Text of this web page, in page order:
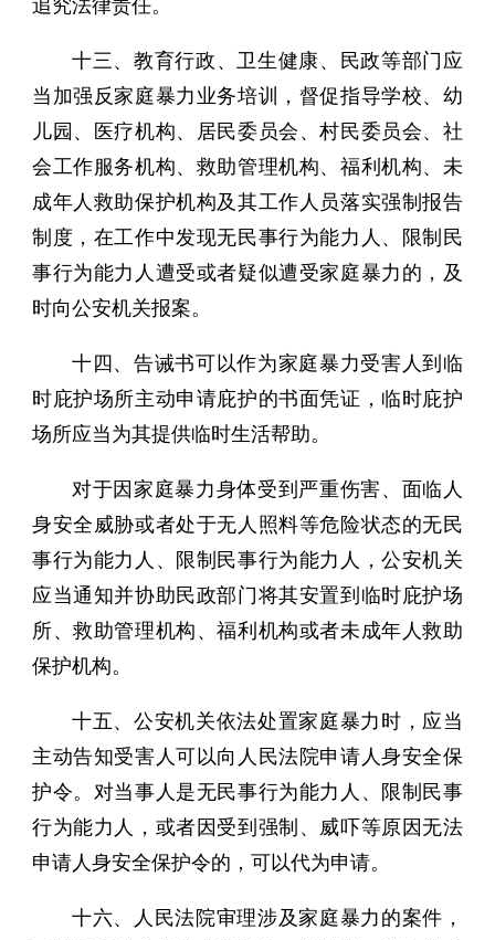
追究法律责任。
十三、教育行政、卫生健康、民政等部门应
当加强反家庭暴力业务培训，督促指导学校、幼
儿园、医疗机构、居民委员会、村民委员会、社
会工作服务机构、救助管理机构、福利机构、未
成年人救助保护机构及其工作人员落实强制报告
制度，在工作中发现无民事行为能力人、限制民
事行为能力人遭受或者疑似遭受家庭暴力的，及
时向公安机关报案。
十四、告诫书可以作为家庭暴力受害人到临
时庇护场所主动申请庇护的书面凭证，临时庇护
场所应当为其提供临时生活帮助。
对于因家庭暴力身体受到严重伤害、面临人
身安全威胁或者处于无人照料等危险状态的无民
事行为能力人、限制民事行为能力人，公安机关
应当通知并协助民政部门将其安置到临时庇护场
所、救助管理机构、福利机构或者未成年人救助
保护机构。
十五、公安机关依法处置家庭暴力时，应当
主动告知受害人可以向人民法院申请人身安全保
护令。对当事人是无民事行为能力人、限制民事
行为能力人，或者因受到强制、威吓等原因无法
申请人身安全保护令的，可以代为申请。
十六、人民法院审理涉及家庭暴力的案件，